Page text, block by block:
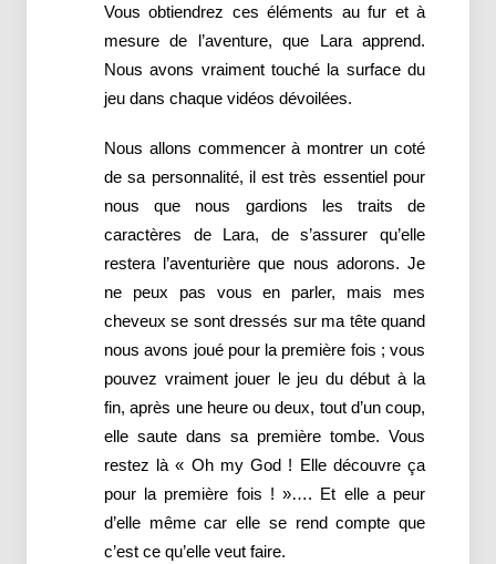
Vous obtiendrez ces éléments au fur et à
mesure de l’aventure, que Lara apprend.
Nous avons vraiment touché la surface du
jeu dans chaque vidéos dévoilées.
Nous allons commencer à montrer un coté
de sa personnalité, il est très essentiel pour
nous que nous gardions les traits de
caractères de Lara, de s’assurer qu’elle
restera l’aventurière que nous adorons. Je
ne peux pas vous en parler, mais mes
cheveux se sont dressés sur ma tête quand
nous avons joué pour la première fois ; vous
pouvez vraiment jouer le jeu du début à la
fin, après une heure ou deux, tout d’un coup,
elle saute dans sa première tombe. Vous
restez là « Oh my God ! Elle découvre ça
pour la première fois ! »…. Et elle a peur
d’elle même car elle se rend compte que
c’est ce qu’elle veut faire.